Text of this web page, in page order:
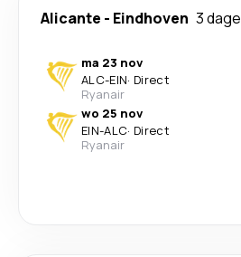
Alicante - Eindhoven 3
ma 23 nov
ALC-EIN· Direct
Ryanair
wo 25 nov
EIN-ALC· Direct
Ryanair